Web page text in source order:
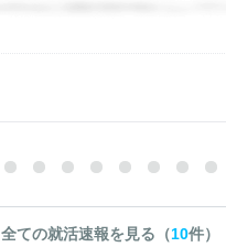
全ての就活速報を見る（10件）